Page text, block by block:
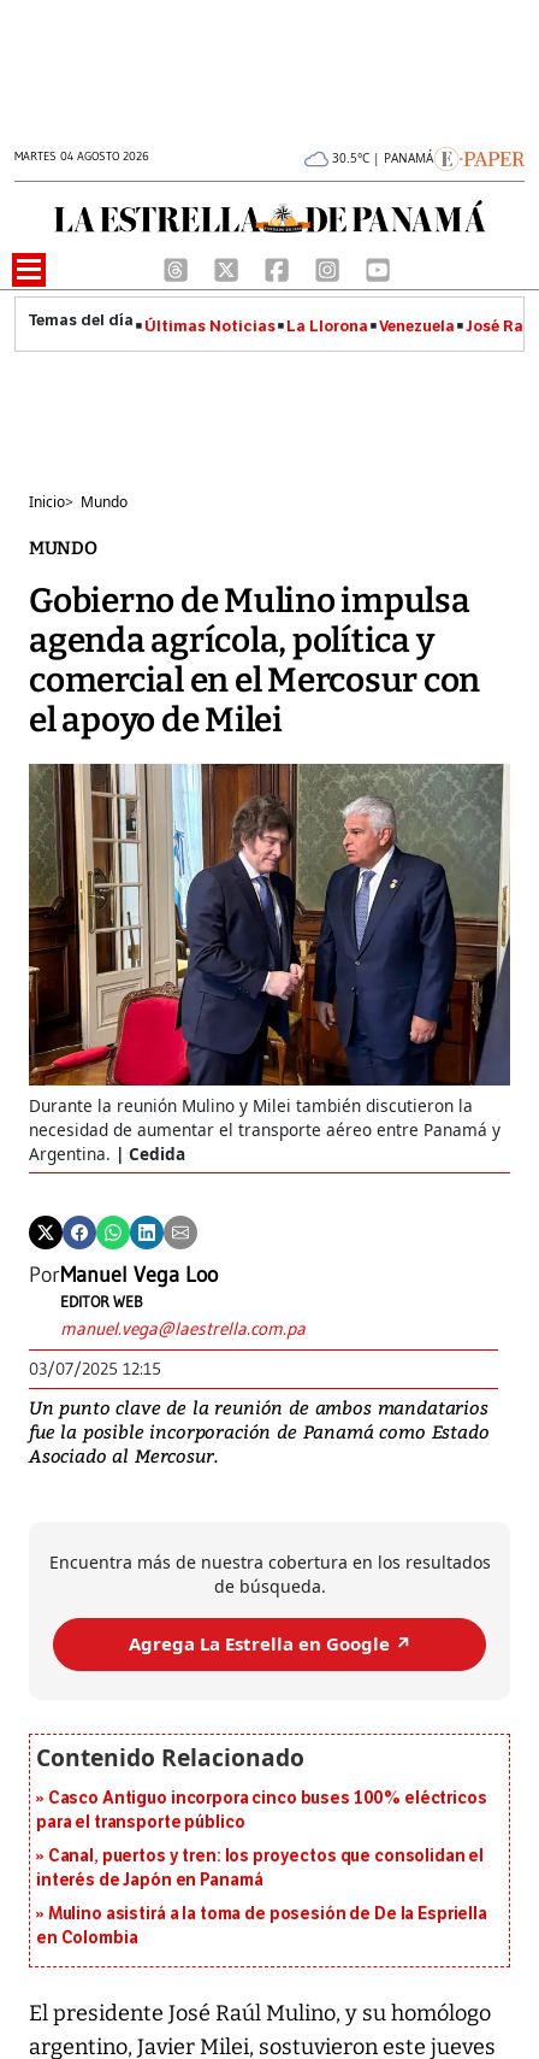
MARTES 04 AGOSTO 2026 30.5°C | PANAMÁ
Últimas Noticias La Llorona Venezuela José
Inicio> Mundo
MUNDO
Gobierno de Mulino impulsa
agenda agrícola, política y
comercial en el Mercosur con
el apoyo de Milei
Durante la reunión Mulino y Milei también discutieron la
necesidad de aumentar el transporte aéreo entre Panamá y
Argentina.
Cedida
PorManuel Vega Loo
EDITOR WEB
manuel.vega@laestrella.com.pa
03/07/2025 12:15
Un punto clave de la reunión de ambos mandatarios
fue la posible incorporación de Panamá como Estado
Asociado al Mercosur.
Encuentra más de nuestra cobertura en los resultados
de búsqueda.
Agrega La Estrella en Google ↗️
Casco Antiguo incorpora cinco buses 100% eléctricos
para el transporte público
Canal, puertos y tren: los proyectos que consolidan el
interés de Japón en Panamá
Mulino asistirá a la toma de posesión de De la Espriella
en Colombia
El presidente José Raúl Mulino, y su homólogo
argentino, Javier Milei, sostuvieron este jueves